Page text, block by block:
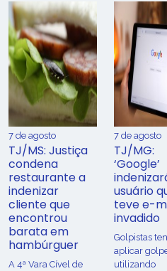
7 de agosto
TJ/MS: Justiça
condena
restaurante a
indenizar
cliente que
encontrou
barata em
hambúrguer
A 4ª Vara Cível de
7 de agosto
TJ/MG:
‘Google’
usuário
teve e-
invadido
Golpistas
aplicar
utilizando